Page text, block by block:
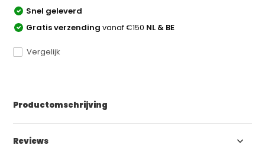
Snel geleverd
Gratis verzendingvanaf €150 NL & BE
Vergelijk
Productomschrijving
Reviews